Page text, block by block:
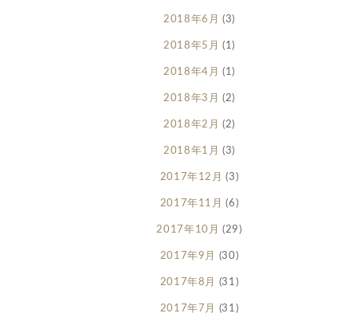
2018年6月 (3)
2018年5月 (1)
2018年4月 (1)
2018年3月 (2)
2018年2月 (2)
2018年1月 (3)
2017年12月 (3)
2017年11月 (6)
2017年10月 (29)
2017年9月 (30)
2017年8月 (31)
2017年7月 (31)